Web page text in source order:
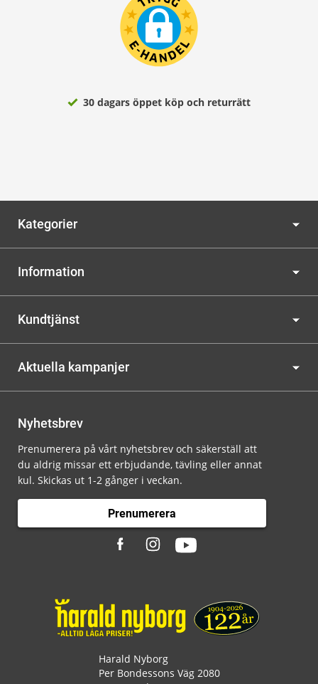
30 dagars öppet köp och returrätt
Kategorier
Information
Kundtjänst
Aktuella kampanjer
Nyhetsbrev
Prenumerera på vårt nyhetsbrev och säkerställ att
du aldrig missar ett erbjudande, tävling eller annat
kul. Skickas ut 1-2 gånger i veckan.
Prenumerera
Harald Nyborg
Per Bondessons Väg 2080